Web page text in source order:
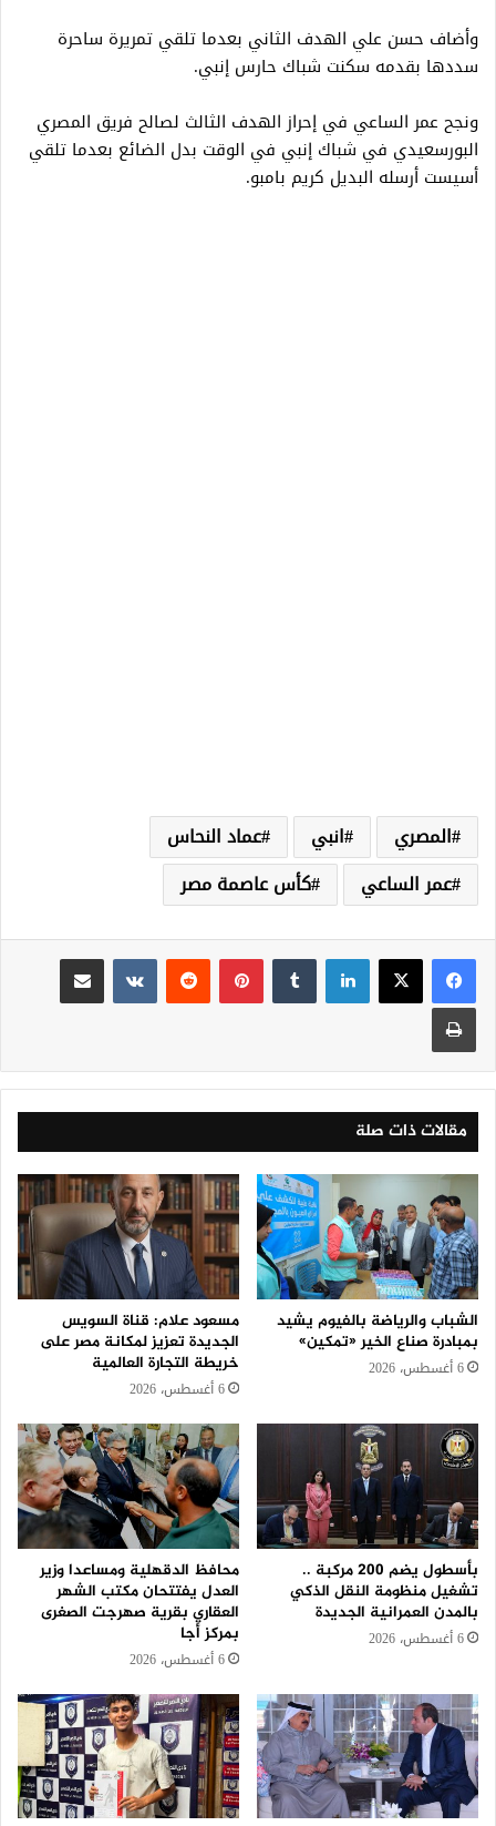
وأضاف حسن علي الهدف الثاني بعدما تلقي تمريرة ساحرة
سددها بقدمه سكنت شباك حارس إنبي.
ونجح عمر الساعي في إحراز الهدف الثالث لصالح فريق المصري
البورسعيدي في شباك إنبي في الوقت بدل الضائع بعدما تلقي
أسيست أرسله البديل كريم بامبو.
المصري انبي
عماد النحاس
عمر الساعي
كأس عاصمة مصر
لينكدإن بينتيريست
مقالات ذات صلة
الشباب والرياضة بالفيوم يشيد
بمبادرة صناع الخير «تمكين»
6 أغسطس، 2026
مسعود علام: قناة السويس
الجديدة تعزيز لمكانة مصر على
خريطة التجارة العالمية
6 أغسطس، 2026
بأسطول يضم 200 مركبة ..
تشغيل منظومة النقل الذكي
بالمدن العمرانية الجديدة
6 أغسطس، 2026
محافظ الدقهلية ومساعدا وزير
العدل يفتتحان مكتب الشهر
العقاري بقرية صهرجت الصغرى
بمركز أجا
6 أغسطس، 2026